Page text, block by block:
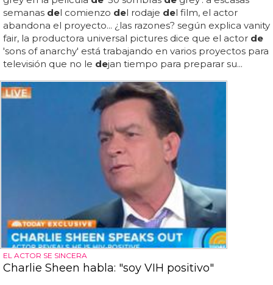
semanas del comienzo del rodaje del film, el actor
abandona el proyecto... ¿las razones? según explica vanity
fair, la productora universal pictures dice que el actor de
'sons of anarchy' está trabajando en varios proyectos para
televisión que no le dejan tiempo para preparar su...
EL ACTOR SE SINCERA
Charlie Sheen habla: "soy VIH positivo"